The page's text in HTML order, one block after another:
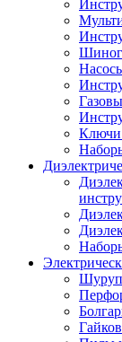
Ключи